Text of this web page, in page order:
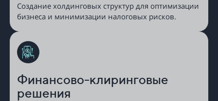
Создание холдинговых структур для оптимизации
бизнеса и минимизации налоговых рисков.
Финансово-клиринговые
решения